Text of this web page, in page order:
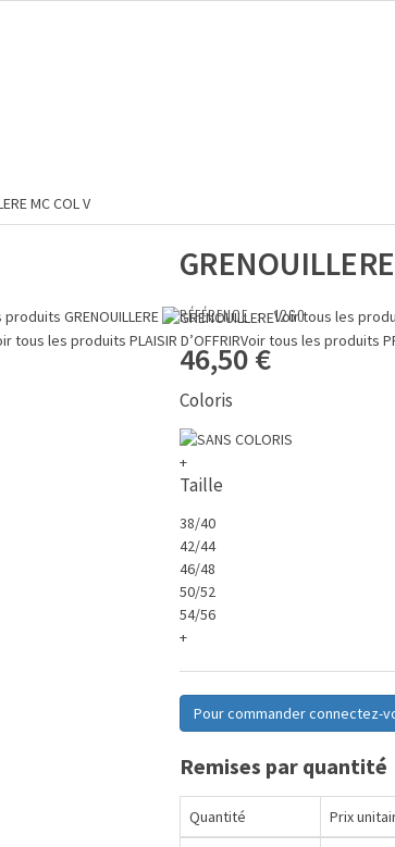
produits GRENOUILLERE Voir tous les
tous les produits PLAISIR D’OFFRIRVoir tous les produits
MC COL V
RÉFÉRENCE :1260
46,50 €
Coloris
+
Taille
38/40
42/44
46/48
50/52
54/56
+
Pour commander connectez-
Remises par quantité
Quantité Prix